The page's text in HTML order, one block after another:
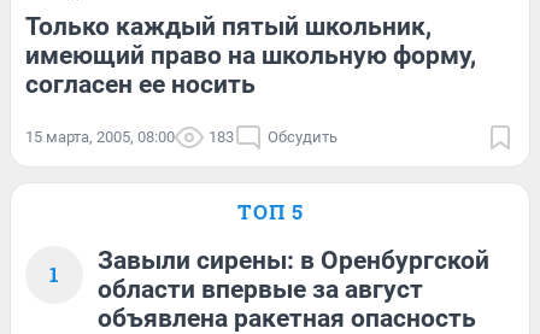
Только каждый пятый школьник,
имеющий право на школьную форму,
согласен ее носить
15 марта, 2005, 08:00 183 Обсудить
ТОП 5
1
Завыли сирены: в Оренбургской
области впервые за август
объявлена ракетная опасность